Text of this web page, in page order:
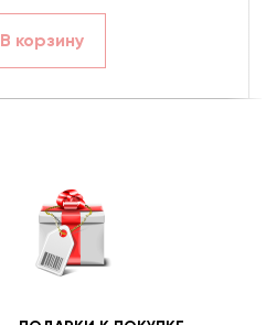
В корзину